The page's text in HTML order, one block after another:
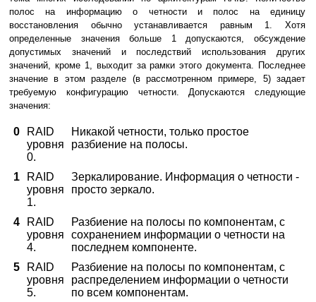
полос на информацию о четности и полос на единицу
восстановления обычно устанавливается равным 1. Хотя
определенные значения больше 1 допускаются, обсуждение
допустимых значений и последствий использования других
значений, кроме 1, выходит за рамки этого документа. Последнее
значение в этом разделе (в рассмотренном примере, 5) задает
требуемую конфигурацию четности. Допускаются следующие
значения:
0
RAID
уровня
0.
Никакой четности, только простое
разбиение на полосы.
1
RAID
уровня
1.
Зеркалирование. Информация о четности -
просто зеркало.
4
RAID
уровня
4.
Разбиение на полосы по компонентам, с
сохранением информации о четности на
последнем компоненте.
5
RAID
уровня
5.
Разбиение на полосы по компонентам, с
распределением информации о четности
по всем компонентам.